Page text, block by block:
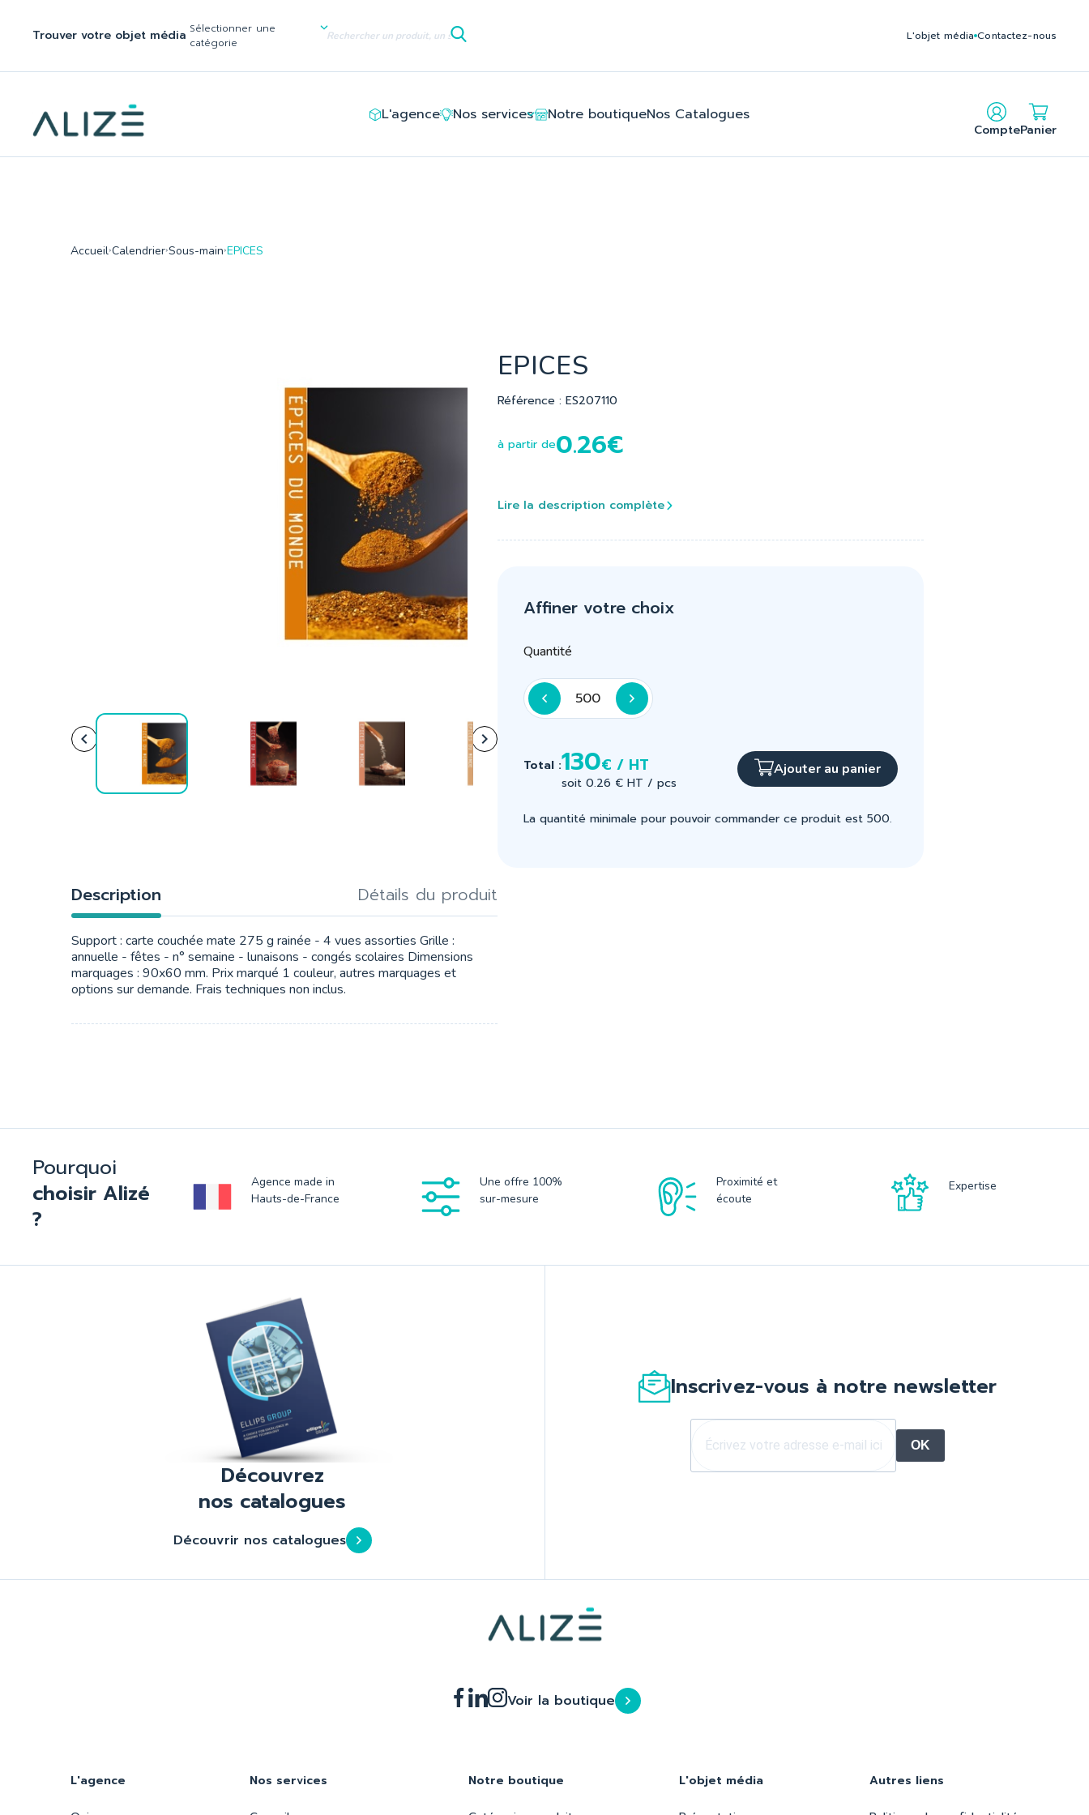
Trouver votre objet média Sélectionner une
catégorie
L'objet média Contactez-nous
L'agence Nos services Notre boutiqueNos Catalogues
Accueil Calendrier Sous-main EPICES
 
Description Détails du produit
Support : carte couchée mate 275 g rainée - 4 vues assorties Grille :
annuelle - fêtes - n° semaine - lunaisons - congés scolaires Dimensions
marquages : 90x60 mm. Prix marqué 1 couleur, autres marquages et
options sur demande. Frais techniques non inclus.
EPICES
Référence : ES207110
à partir de0.26€
Lire la description complète
Affiner votre choix
Quantité
Total :130€ / HT
soit 0.26 € HT / pcs
Ajouter au panier
La quantité minimale pour pouvoir commander ce produit est 500.
Pourquoi
choisir Alizé
?
Agence made in
Hauts-de-France
Une offre 100%
sur-mesure
Proximité et
écoute
Expertise
Découvrez
nos catalogues
Découvrir nos catalogues
Inscrivez-vous à notre newsletter
OK
Voir la boutique
L'agence Nos services Notre boutique L'objet média Autres liens